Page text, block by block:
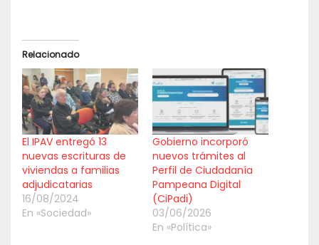
Relacionado
El IPAV entregó 13
nuevas escrituras de
viviendas a familias
adjudicatarias
16/08/2024
En «Sociedad»
Gobierno incorporó
nuevos trámites al
Perfil de Ciudadanía
Pampeana Digital
(CiPadi)
03/06/2026
En «Política»